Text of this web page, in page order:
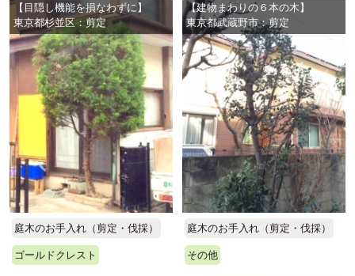
【目隠し機能を損なわずに】
東京都杉並区：剪定
庭木のお手入れ（剪定・伐採）
ゴールドクレスト
【建物まわりの６本の木】
東京都武蔵野市：剪定
庭木のお手入れ（剪定・伐採）
その他